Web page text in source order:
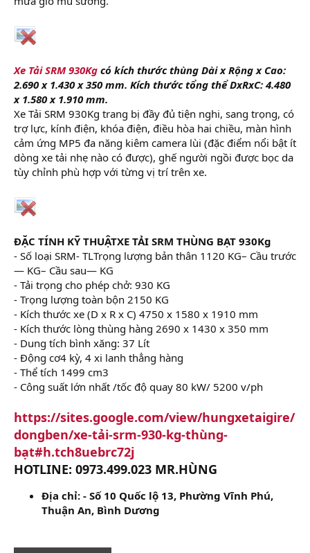
Xe Tải SRM 930Kg có kích thước thùng Dài x Rộng x Cao:
2.690 x 1.430 x 350 mm. Kích thước tổng thể DxRxC: 4.480
x 1.580 x 1.910 mm.
Xe Tải SRM 930Kg trang bị đầy đủ tiện nghi, sang trọng, có
trợ lực, kính điện, khóa điện, điều hòa hai chiều, màn hình
cảm ứng MP5 đa năng kiêm camera lùi (đặc điểm nổi bật ít
dòng xe tải nhẹ nào có được), ghế người ngồi được bọc da
tùy chỉnh phù hợp với từng vị trí trên xe.
ĐẶC TÍNH KỸ THUẬTXE TẢI SRM THÙNG BẠT 930Kg
- Số loại SRM- TLTrọng lượng bản thân 1120 KG– Cầu trước
— KG– Cầu sau— KG
- Tải trọng cho phép chở: 930 KG
- Trọng lượng toàn bộn 2150 KG
- Kích thước xe (D x R x C) 4750 x 1580 x 1910 mm
- Kích thước lòng thùng hàng 2690 x 1430 x 350 mm
- Dung tích bình xăng: 37 Lít
- Động cơ4 kỳ, 4 xi lanh thẳng hàng
- Thể tích 1499 cm3
- Công suất lớn nhất /tốc độ quay 80 kW/ 5200 v/ph
https://sites.google.com/view/hungxetaigire/
dongben/xe-tải-srm-930-kg-thùng-
bạt#h.tch8uebrc72j
HOTLINE: 0973.499.023 MR.HÙNG
Địa chỉ: - Số 10 Quốc lộ 13, Phường Vĩnh Phú,
Thuận An, Bình Dương